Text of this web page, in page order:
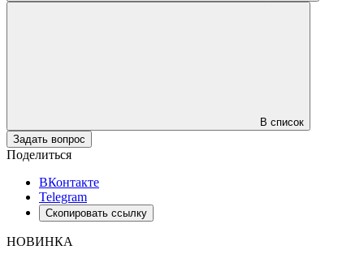
В список
Задать вопрос
Поделиться
ВКонтакте
Telegram
Скопировать ссылку
НОВИНКА